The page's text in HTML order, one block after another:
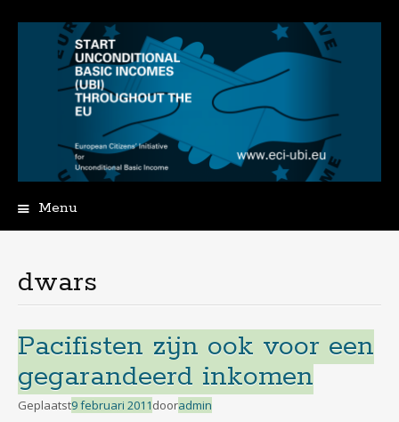
Menu
inhoud
dwars
Pacifisten zijn ook voor een
gegarandeerd inkomen
Geplaatst9 februari 2011dooradmin